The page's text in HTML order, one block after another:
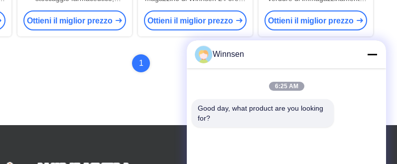
monitoraggio remoto 24/7 con
touchscreen
Ottieni il miglior prezzo
self service di Governo di Smart
Ottieni il miglior prezzo
in elettronico l'armadio del
Governo di Winnsen
Ottieni il miglior prezzo
1
Winnsen
6:25 AM
Good day, what product are you looking
for?